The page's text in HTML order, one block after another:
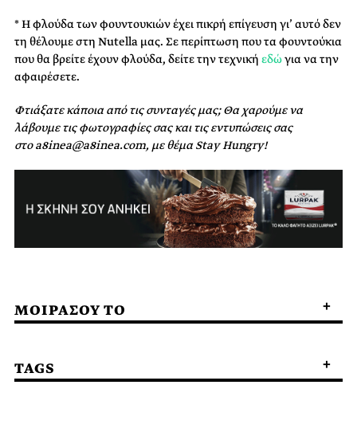
* Η φλούδα των φουντουκιών έχει πικρή επίγευση γι’ αυτό δεν
τη θέλουμε στη Nutella μας. Σε περίπτωση που τα φουντούκια
που θα βρείτε έχουν φλούδα, δείτε την τεχνική εδώγια να την
αφαιρέσετε.
Φτιάξατε κάποια από τις συνταγές μας; Θα χαρούμε να
λάβουμε τις φωτογραφίες σας και τις εντυπώσεις σας
στο a8inea@a8inea.com, με θέμα Stay Hungry!
ΜΟΙΡΑΣΟΥ ΤΟ
TAGS